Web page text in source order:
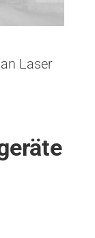
Laser